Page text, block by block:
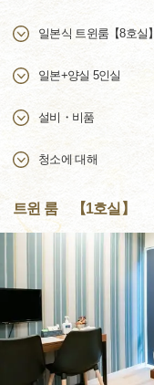
일본식 트윈룸【8호실】
일본+양실 5인실
설비・비품
청소에 대해
트윈 룸 【1호실】